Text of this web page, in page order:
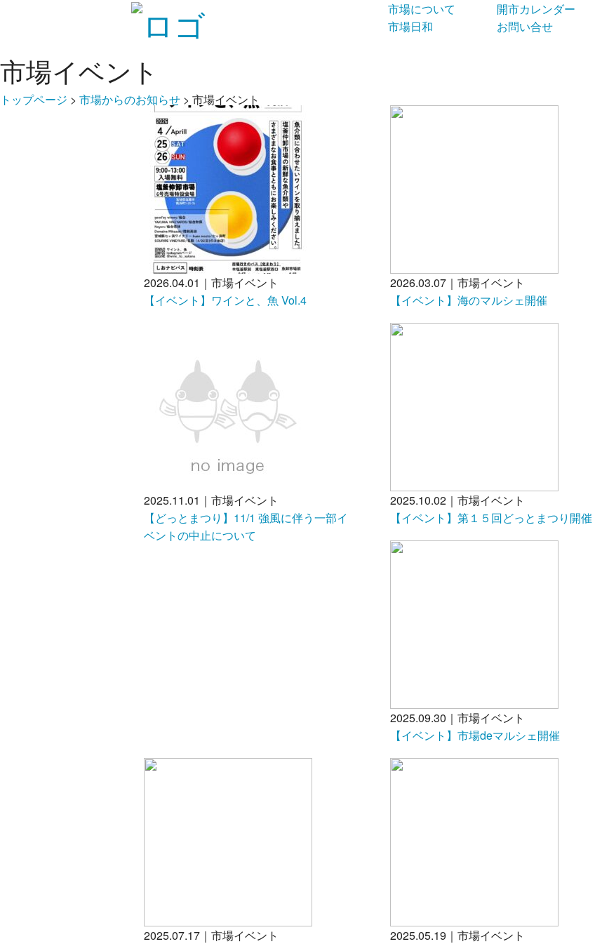
市場について 開市カレンダー
市場日和
お問い合せ
市場イベント
トップページ > 市場からのお知らせ > 市場イベント
2026.04.01｜市場イベント
【イベント】ワインと、魚 Vol.4
2026.03.07｜市場イベント
【イベント】海のマルシェ開催
2025.11.01｜市場イベント
【どっとまつり】11/1 強風に伴う一部イ
ベントの中止について
2025.10.02｜市場イベント
【イベント】第１５回どっとまつり開催
2025.09.30｜市場イベント
【イベント】市場deマルシェ開催
2025.07.17｜市場イベント
2025.05.19｜市場イベント